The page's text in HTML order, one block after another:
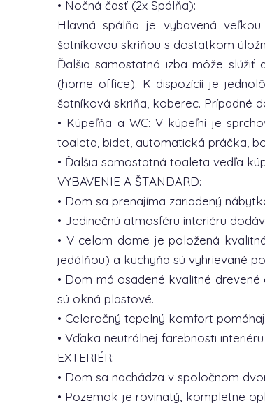
• Nočná časť (2x Spálňa):
Hlavná spálňa je vybavená
šatníkovou skriňou s dostatkom
Ďalšia samostatná izba môže
(home office). K dispozícii je
šatníková skriňa, koberec. Prípadné
• Kúpeľňa a WC: V kúpeľni je
toaleta, bidet, automatická práčka,
• Ďalšia samostatná toaleta vedľa
VYBAVENIE A ŠTANDARD:
• Dom sa prenajíma zariadený
• Jedinečnú atmosféru interiéru
• V celom dome je položená
jedálňou) a kuchyňa sú vyhrievané
• Dom má osadené kvalitné
sú okná plastové.
• Celoročný tepelný komfort
• Vďaka neutrálnej farebnosti
EXTERIÉR:
• Dom sa nachádza v spoločnom
• Pozemok je rovinatý, kompletne